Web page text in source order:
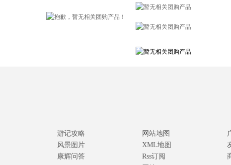
游记攻略
风景图片
康辉问答
网站地图
XML地图
Rss订阅